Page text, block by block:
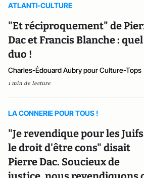
ATLANTI-CULTURE
"Et réciproquement" de
Dac et Francis Blanche : quel
duo !
Charles-Édouard Aubry pour Culture-Tops
1 min de lecture
LA CONNERIE POUR TOUS !
"Je revendique pour les Juifs
le droit d'être cons" disait
Pierre Dac. Soucieux de